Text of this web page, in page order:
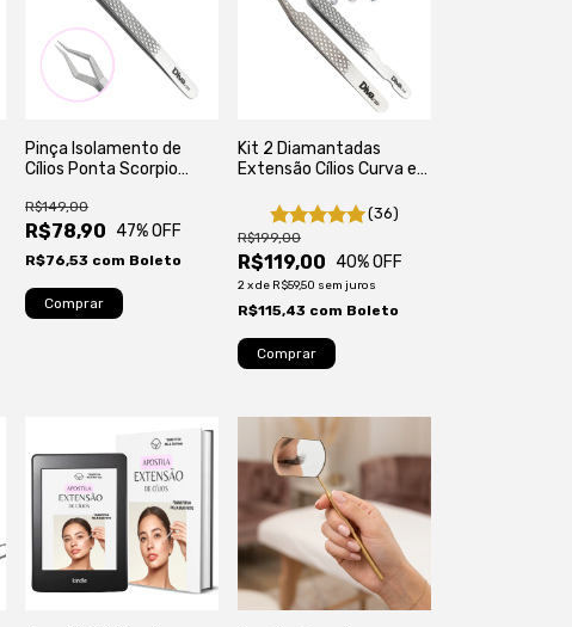
Pinça Isolamento de
Cílios Ponta Scorpio
R$78,90
R$149,00
47% OFF
R$76,53 com Boleto
Kit 2 Diamantadas
Extensão Cílios Curva e
Isolamento, Volume
Russo, Mega e Fios
Tecnológicos
(36)
R$119,00
R$199,00
40% OFF
2xde R$59,50 sem juros
R$115,43 com Boleto